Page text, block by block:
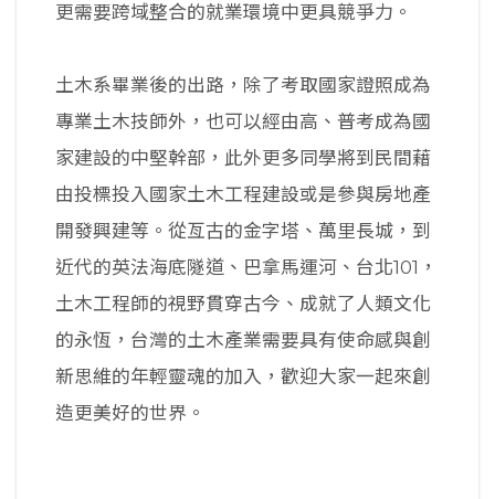
更需要跨域整合的就業環境中更具競爭力。
土木系畢業後的出路，除了考取國家證照成為
專業土木技師外，也可以經由高、普考成為國
家建設的中堅幹部，此外更多同學將到民間藉
由投標投入國家土木工程建設或是參與房地產
開發興建等。從亙古的金字塔、萬里長城，到
近代的英法海底隧道、巴拿馬運河、台北101，
土木工程師的視野貫穿古今、成就了人類文化
的永恆，台灣的土木產業需要具有使命感與創
新思維的年輕靈魂的加入，歡迎大家一起來創
造更美好的世界。